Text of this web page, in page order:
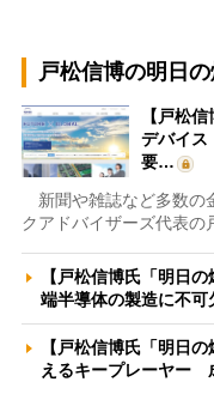
戸松信博の明日
【戸松
デバイス
要…
新聞や雑誌など多数の
クアドバイザーズ代表の
【戸松信博氏「明日
端半導体の製造に不
【戸松信博氏「明日
えるキープレーヤー